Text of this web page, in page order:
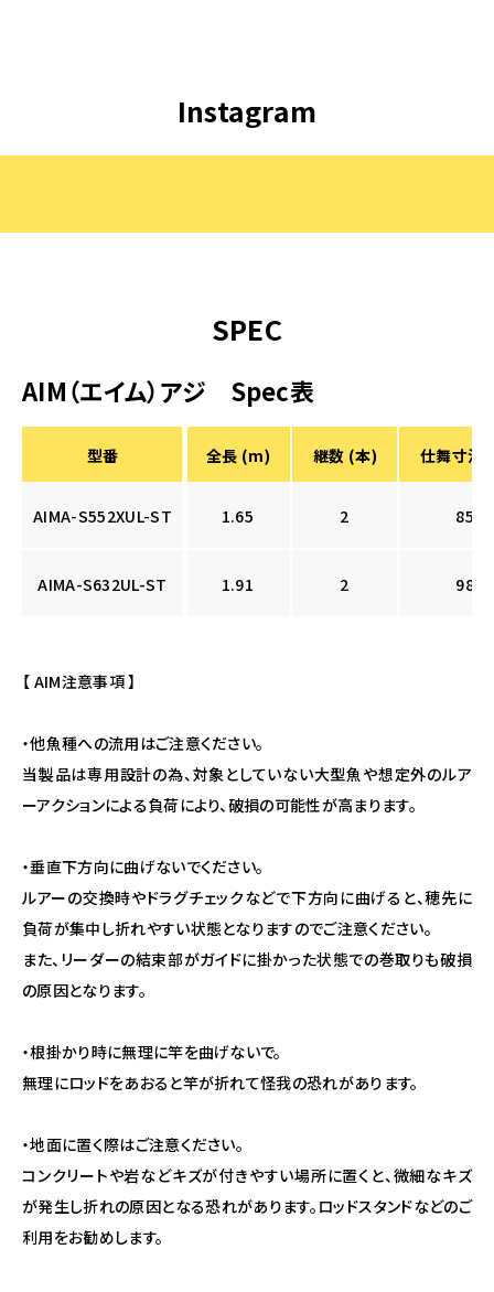
Instagram
SPEC
AIM（エイム）アジ Spec表
型番 全長 (m) 継数 (本) 仕舞寸法
AIMA-S552XUL-ST 1.65 2 85.3
AIMA-S632UL-ST 1.91 2 98.3
【 AIM注意事項 】
・他魚種への流用はご注意ください。
当製品は専用設計の為、対象としていない大型魚や想定外のルア
ーアクションによる負荷により、破損の可能性が高まります。
・垂直下方向に曲げないでください。
ルアーの交換時やドラグチェックなどで下方向に曲げると、穂先に
負荷が集中し折れやすい状態となりますのでご注意ください。
また、リーダーの結束部がガイドに掛かった状態での巻取りも破損
の原因となります。
・根掛かり時に無理に竿を曲げないで。
無理にロッドをあおると竿が折れて怪我の恐れがあります。
・地面に置く際はご注意ください。
コンクリートや岩などキズが付きやすい場所に置くと、微細なキズ
が発生し折れの原因となる恐れがあります。ロッドスタンドなどのご
利用をお勧めします。